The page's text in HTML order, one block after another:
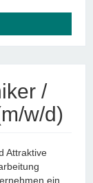
/
w/d)
Attraktive
ein